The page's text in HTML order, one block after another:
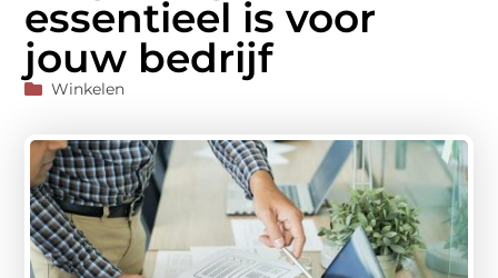
essentieel is voor
jouw bedrijf
Winkelen